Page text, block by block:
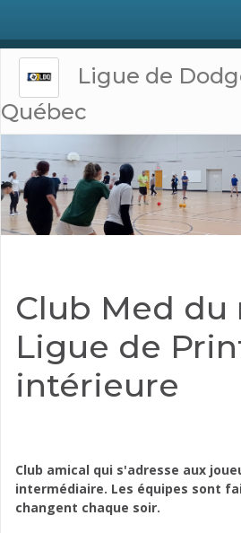
Ligue de
Québec
Club Med du
Ligue de
intérieure
Club amical qui s'adresse aux
intermédiaire. Les équipes sont
changent chaque soir.